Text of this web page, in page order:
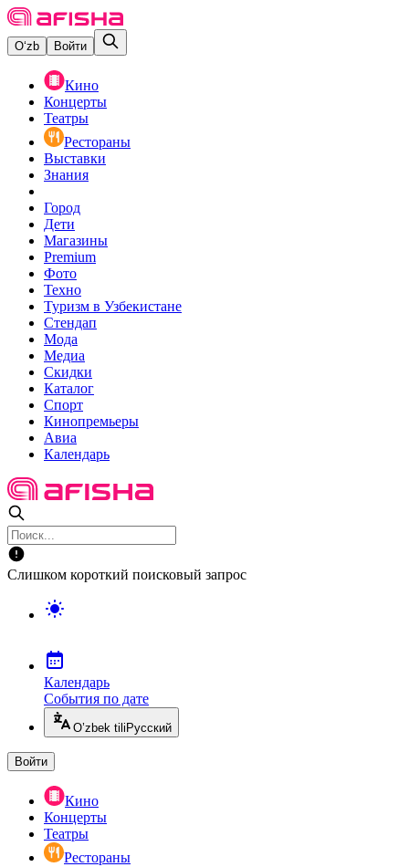
O‘zb Войти
Кино
Концерты
Театры
Рестораны
Выставки
Знания
Город
Дети
Магазины
Premium
Фото
Техно
Туризм в Узбекистане
Стендап
Мода
Медиа
Скидки
Каталог
Спорт
Кинопремьеры
Авиа
Календарь
Слишком короткий поисковый запрос
Календарь
События по дате
O’zbek tili Русский
Войти
Кино
Концерты
Театры
Рестораны